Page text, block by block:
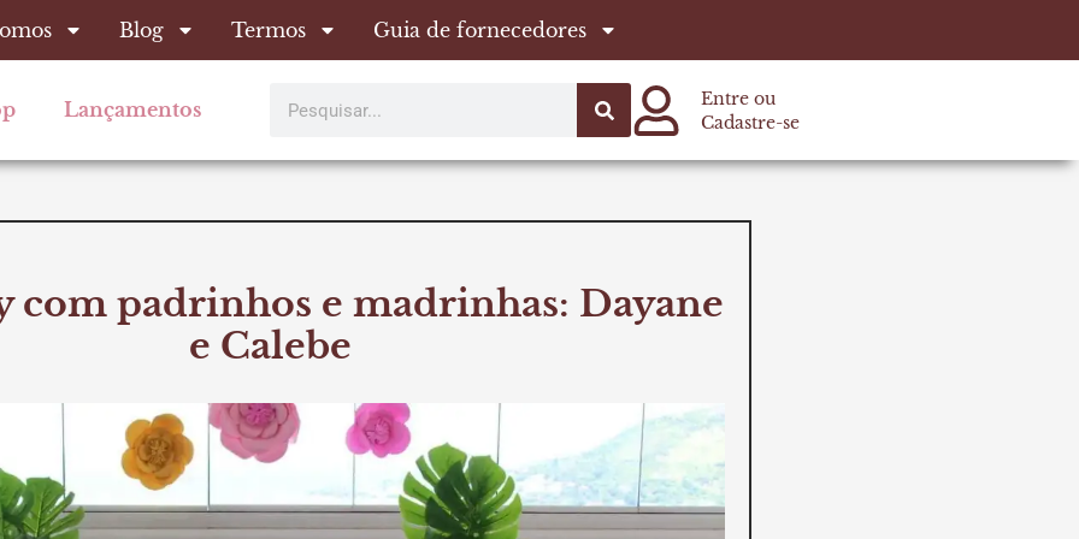
Blog Termos Guia de fornecedores
Lançamentos
Entre ou
Cadastre-se
com padrinhos e madrinhas: Dayane
e Calebe